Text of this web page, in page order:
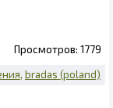
1779
bradas (poland)